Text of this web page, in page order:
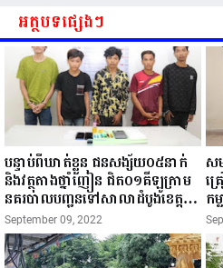
អត្ថបទផ្សេងៗ
បន្ទាប់ពីឃាត់ខ្លួន ជនសង្ស័យ០៥នាក់
និងវត្ថុតាងថ្នាំញៀន ជិត០១គីឡូក្រាម
នគរបាលបញ្ជូនទៅសាលាដំបូងខេត្ត
បន្ទាយមានជ័យ ចាត់ការតាមនិតិវិធី
ខេត្តបន្ទាយមានជ័យ ៖ នៅថ្ងៃសុក្រ ១៤
កើត ខែភទ្របទ ឆ្នាំខាល...
September 09, 2022
ស
គ្
ក
ជ
ខ្
គ្